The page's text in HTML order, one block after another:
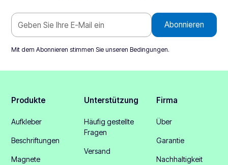
Mit dem Abonnieren stimmen Sie unserenBedingungen.
Produkte
Aufkleber
Beschriftungen
Magnete
Unterstützung
Häufig gestellte
Fragen
Versand
Firma
Über
Garantie
Nachhaltigkeit